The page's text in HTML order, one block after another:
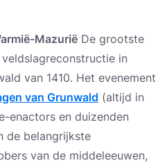
Mazurië De grootste
in
van 1410. Het evenement
van Grunwald (altijd in
enactors en duizenden
de belangrijkste
van de middeleeuwen,